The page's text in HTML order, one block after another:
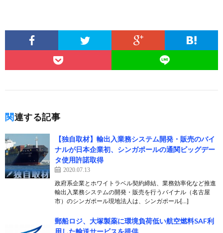
関連する記事
【独自取材】輸出入業務システム開発・販売のバイ
ナルが日本企業初、シンガポールの通関ビッグデー
タ使用許諾取得
2020.07.13
政府系企業とホワイトラベル契約締結、業務効率化など推進
輸出入業務システムの開発・販売を行うバイナル（名古屋
市）のシンガポール現地法人は、シンガポール[…]
郵船ロジ、大塚製薬に環境負荷低い航空燃料SAF利